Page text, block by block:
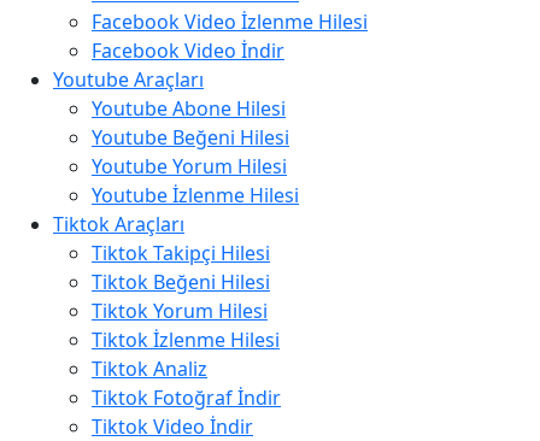
Facebook Video İzlenme Hilesi
Facebook Video İndir
Youtube Araçları
Youtube Abone Hilesi
Youtube Beğeni Hilesi
Youtube Yorum Hilesi
Youtube İzlenme Hilesi
Tiktok Araçları
Tiktok Takipçi Hilesi
Tiktok Beğeni Hilesi
Tiktok Yorum Hilesi
Tiktok İzlenme Hilesi
Tiktok Analiz
Tiktok Fotoğraf İndir
Tiktok Video İndir